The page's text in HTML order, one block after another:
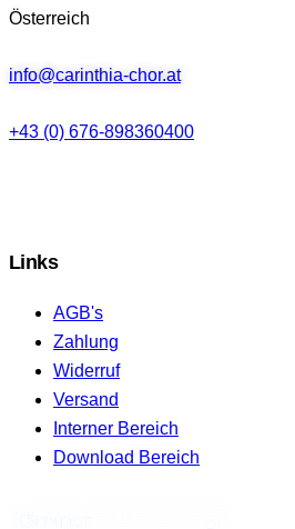
Österreich
info@carinthia-chor.at
+43 (0) 676-898360400
Links
AGB's
Zahlung
Widerruf
Versand
Interner Bereich
Download Bereich